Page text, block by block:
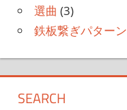
選曲 (3)
鉄板繋ぎパターン
SEARCH